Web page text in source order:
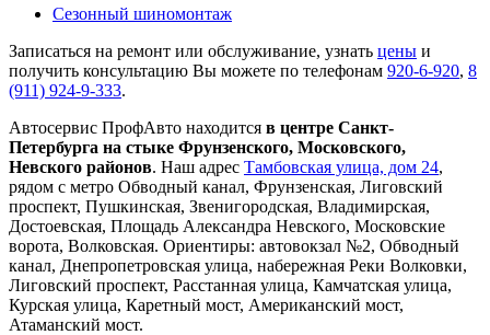
Сезонный шиномонтаж
Записаться на ремонт или обслуживание, узнать цены и
получить консультацию Вы можете по телефонам 920-6-920, 8
(911) 924-9-333.
Автосервис ПрофАвто находится в центре Санкт-
Петербурга на стыке Фрунзенского, Московского,
Невского районов. Наш адрес Тамбовская улица, дом 24,
рядом с метро Обводный канал, Фрунзенская, Лиговский
проспект, Пушкинская, Звенигородская, Владимирская,
Достоевская, Площадь Александра Невского, Московские
ворота, Волковская. Ориентиры: автовокзал №2, Обводный
канал, Днепропетровская улица, набережная Реки Волковки,
Лиговский проспект, Расстанная улица, Камчатская улица,
Курская улица, Каретный мост, Американский мост,
Атаманский мост.